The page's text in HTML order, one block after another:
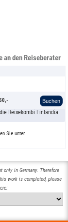
an den Reiseberater
Buchen
Reisekombi Finlandia
Sie unter
in Germany. Therefore
work is completed, please